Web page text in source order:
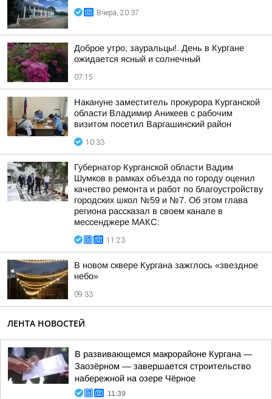
Вчера, 20:37
Доброе утро, зауральцы!. День в Кургане
ожидается ясный и солнечный
07:15
Накануне заместитель прокурора Курганской
области Владимир Аникеев с рабочим
визитом посетил Варгашинский район
10:33
Губернатор Курганской области Вадим
Шумков в рамках объезда по городу оценил
качество ремонта и работ по благоустройству
городских школ №59 и №7. Об этом глава
региона рассказал в своем канале в
мессенджере МАКС:
11:23
В новом сквере Кургана зажглось «звездное
небо»
09:33
ЛЕНТА НОВОСТЕЙ
В развивающемся макрорайоне Кургана —
Заозёрном — завершается строительство
набережной на озере Чёрное
11:39